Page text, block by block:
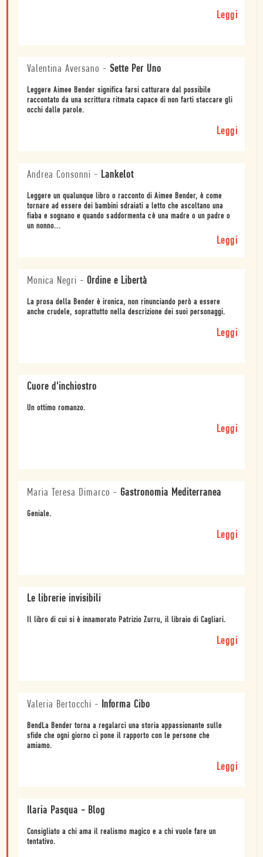
Leggi
Valentina Aversano - Sette Per Uno
Leggere Aimee Bender significa farsi catturare dal possibile
raccontato da una scrittura ritmata capace di non farti staccare gli
occhi dalle parole.
Leggi
Andrea Consonni - Lankelot
Leggere un qualunque libro o racconto di Aimee Bender, è come
tornare ad essere dei bambini sdraiati a letto che ascoltano una
fiaba e sognano e quando saddormenta cè una madre o un padre o
un nonno...
Leggi
Monica Negri - Ordine e Libertà
La prosa della Bender è ironica, non rinunciando però a essere
anche crudele, soprattutto nella descrizione dei suoi personaggi.
Leggi
Cuore d'inchiostro
Un ottimo romanzo.
Leggi
Maria Teresa Dimarco - Gastronomia Mediterranea
Geniale.
Leggi
Le librerie invisibili
Il libro di cui si è innamorato Patrizio Zurru, il libraio di Cagliari.
Leggi
Valeria Bertocchi - Informa Cibo
BendLa Bender torna a regalarci una storia appassionante sulle
sfide che ogni giorno ci pone il rapporto con le persone che
amiamo.
Leggi
Ilaria Pasqua - Blog
Consigliato a chi ama il realismo magico e a chi vuole fare un
tentativo.